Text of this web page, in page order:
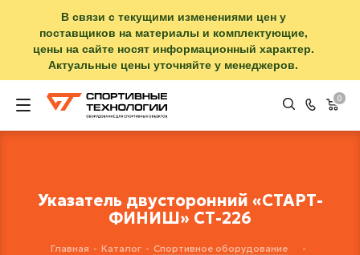
В связи с текущими изменениями цен у
поставщиков на материалы и комплектующие,
цены на сайте носят информационный характер.
Актуальные цены уточняйте у менеджеров.
0
Указатель двусторонний «СТАРТ-
ФИНИШ» СТ-226
Главная - Каталог - Спортивное оборудование
-